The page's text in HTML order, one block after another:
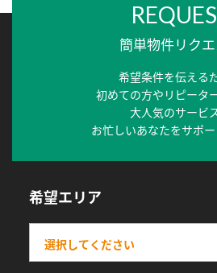
簡単物件リク
希望条件を伝える
初めての方やリピータ
大人気のサービス
お忙しいあなたをサポー
希望エリア